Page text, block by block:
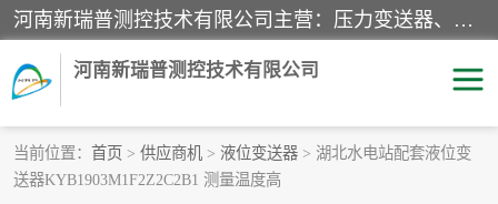
河南新瑞普测控技术有限公司主营：压力变送器、液位变送器、差压变送器、雷达料位计、电容物位计、温度显示控制仪表、电量变送器、流量计、工业自动化系统成套设备。
河南新瑞普测控技术有限公司
当前位置： 首页 > 供应商机 > 液位变送器 > 湖北水电站配套液位变
送器KYB1903M1F2Z2C2B1 测量温度高
霍尼韦尔压力变送器 CS系列变送器